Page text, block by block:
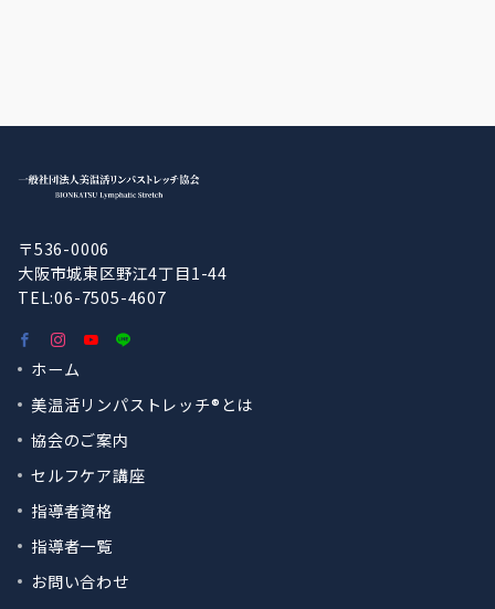
〒536-0006
大阪市城東区野江4丁目1-44
TEL:06-7505-4607
ホーム
美温活リンパストレッチ®︎とは
協会のご案内
セルフケア講座
指導者資格
指導者一覧
お問い合わせ